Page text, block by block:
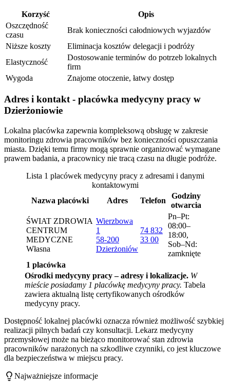
Korzyść
Opis
Oszczędność
czasu
Brak konieczności całodniowych wyjazdów
Niższe koszty
Eliminacja kosztów delegacji i podróży
Elastyczność
Dostosowanie terminów do potrzeb lokalnych
firm
Wygoda
Znajome otoczenie, łatwy dostęp
Adres i kontakt - placówka medycyny pracy w
Dzierżoniowie
Lokalna placówka zapewnia kompleksową obsługę w zakresie
monitoringu zdrowia pracowników bez konieczności opuszczania
miasta. Dzięki temu firmy mogą sprawnie organizować wymagane
prawem badania, a pracownicy nie tracą czasu na długie podróże.
Lista 1 placówek medycyny pracy z adresami i danymi
kontaktowymi
Nazwa placówki
Adres Telefon
Godziny
otwarcia
ŚWIAT ZDROWIA
CENTRUM
MEDYCZNE
Własna
Wierzbowa
1
58-200
Dzierżoniów
74 832
33 00
Pn–Pt:
08:00–
18:00,
Sob–Nd:
zamknięte
1 placówka
Ośrodki medycyny pracy – adresy i lokalizacje. W
mieście posiadamy 1 placówkę medycyny pracy. Tabela
zawiera aktualną listę certyfikowanych ośrodków
medycyny pracy.
Dostępność lokalnej placówki oznacza również możliwość szybkiej
realizacji pilnych badań czy konsultacji. Lekarz medycyny
przemysłowej może na bieżąco monitorować stan zdrowia
pracowników narażonych na szkodliwe czynniki, co jest kluczowe
dla bezpieczeństwa w miejscu pracy.
Najważniejsze informacje